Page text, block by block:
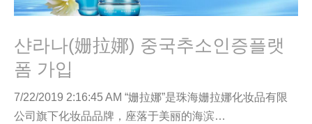
샨라나(姗拉娜) 중국추소인증플랫
폼 가입
7/22/2019 2:16:45 AM “姗拉娜”是珠海姗拉娜化妆品有限
公司旗下化妆品品牌，座落于美丽的海滨…